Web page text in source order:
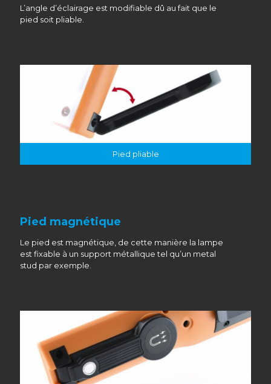
L’angle d’éclairage est modifiable dû au fait que le
pied soit pliable.
Pied pliable
Pied magnétique
Le pied est magnétique, de cette manière la lampe
est fixable à un support métallique tel qu’un metal
stud par exemple.